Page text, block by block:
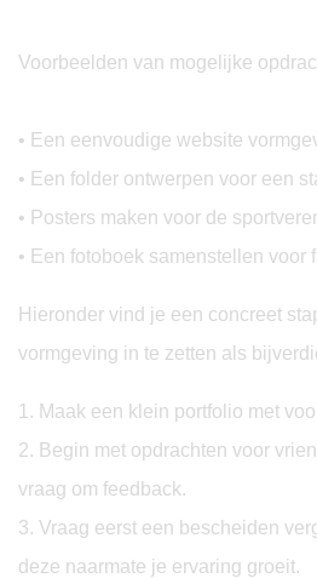
Voorbeelden van mogelijke
• Een eenvoudige website
• Een folder ontwerpen voor een
• Posters maken voor de
• Een fotoboek samenstellen voor
Hieronder vind je een concreet
vormgeving in te zetten als
1. Maak een klein portfolio met
2. Begin met opdrachten voor
vraag om feedback.
3. Vraag eerst een bescheiden
deze naarmate je ervaring groeit.